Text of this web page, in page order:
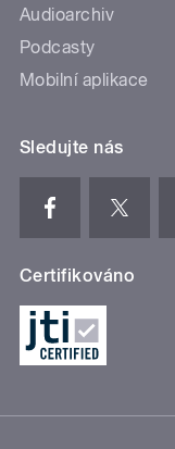
Audioarchiv
Podcasty
Mobilní aplikace
Sledujte nás
Certifikováno